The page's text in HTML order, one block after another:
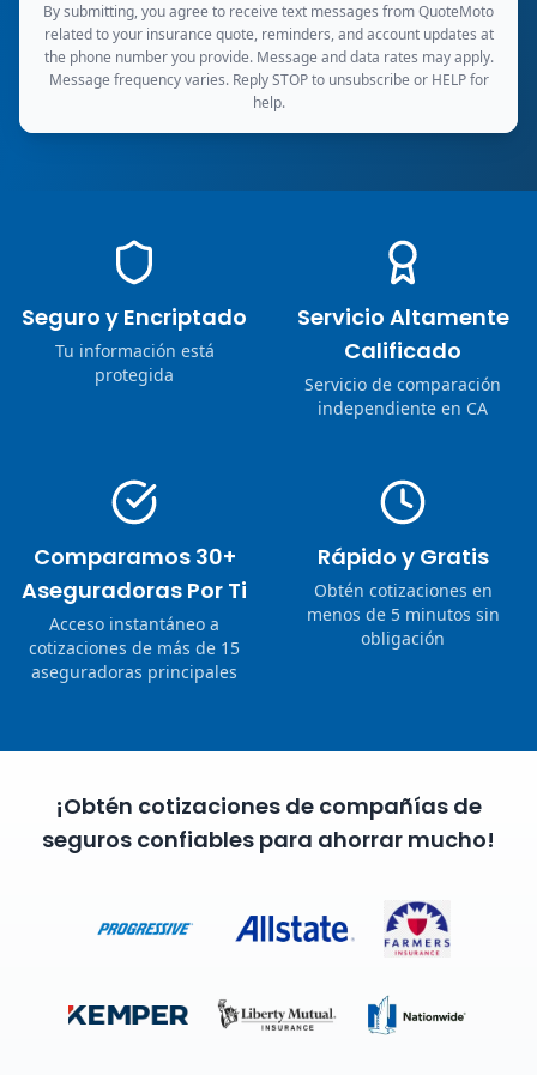
By submitting, you agree to receive text messages from QuoteMoto
related to your insurance quote, reminders, and account updates at
the phone number you provide. Message and data rates may apply.
Message frequency varies. Reply STOP to unsubscribe or HELP for
help.
Seguro y Encriptado
Tu información está
protegida
Servicio Altamente
Calificado
Servicio de comparación
independiente en CA
Comparamos 30+
Aseguradoras Por Ti
Acceso instantáneo a
cotizaciones de más de 15
aseguradoras principales
Rápido y Gratis
Obtén cotizaciones en
menos de 5 minutos sin
obligación
¡Obtén cotizaciones de compañías de
seguros confiables para ahorrar mucho!